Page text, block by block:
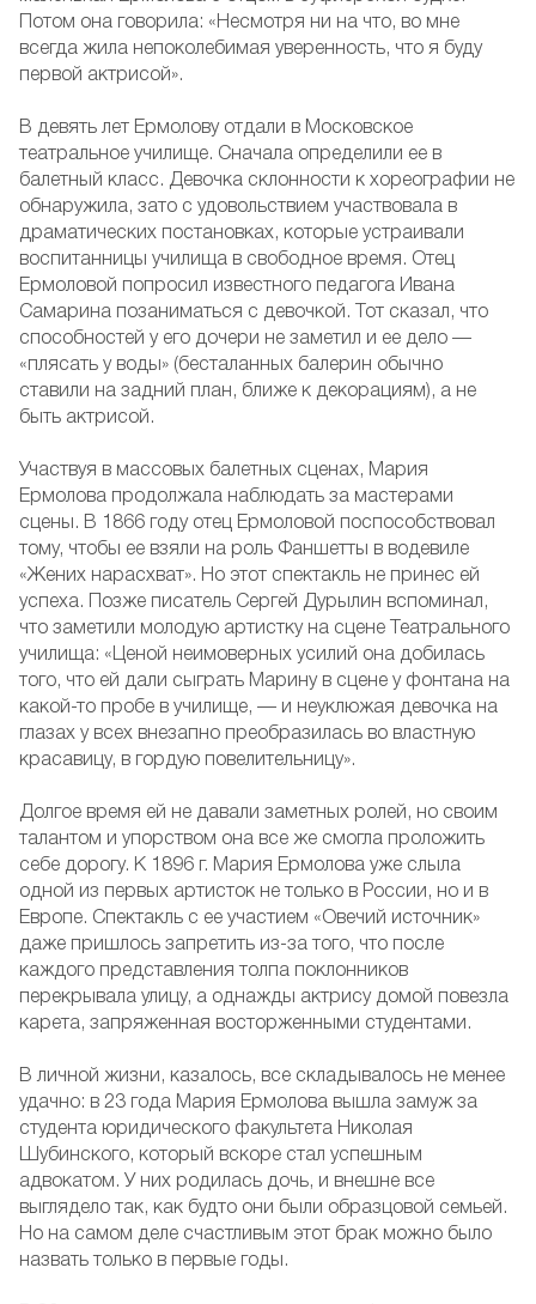
Потом она говорила: «Несмотря ни на что, во мне
всегда жила непоколебимая уверенность, что я буду
первой актрисой».
В девять лет Ермолову отдали в Московское
театральное училище. Сначала определили ее в
балетный класс. Девочка склонности к хореографии не
обнаружила, зато с удовольствием участвовала в
драматических постановках, которые устраивали
воспитанницы училища в свободное время. Отец
Ермоловой попросил известного педагога Ивана
Самарина позаниматься с девочкой. Тот сказал, что
способностей у его дочери не заметил и ее дело —
«плясать у воды» (бесталанных балерин обычно
ставили на задний план, ближе к декорациям), а не
быть актрисой.
Участвуя в массовых балетных сценах, Мария
Ермолова продолжала наблюдать за мастерами
сцены. В 1866 году отец Ермоловой поспособствовал
тому, чтобы ее взяли на роль Фаншетты в водевиле
«Жених нарасхват». Но этот спектакль не принес ей
успеха. Позже писатель Сергей Дурылин вспоминал,
что заметили молодую артистку на сцене Театрального
училища: «Ценой неимоверных усилий она добилась
того, что ей дали сыграть Марину в сцене у фонтана на
какой-то пробе в училище, — и неуклюжая девочка на
глазах у всех внезапно преобразилась во властную
красавицу, в гордую повелительницу».
Долгое время ей не давали заметных ролей, но своим
талантом и упорством она все же смогла проложить
себе дорогу. К 1896 г. Мария Ермолова уже слыла
одной из первых артисток не только в России, но и в
Европе. Спектакль с ее участием «Овечий источник»
даже пришлось запретить из-за того, что после
каждого представления толпа поклонников
перекрывала улицу, а однажды актрису домой повезла
карета, запряженная восторженными студентами.
В личной жизни, казалось, все складывалось не менее
удачно: в 23 года Мария Ермолова вышла замуж за
студента юридического факультета Николая
Шубинского, который вскоре стал успешным
адвокатом. У них родилась дочь, и внешне все
выглядело так, как будто они были образцовой семьей.
Но на самом деле счастливым этот брак можно было
назвать только в первые годы.